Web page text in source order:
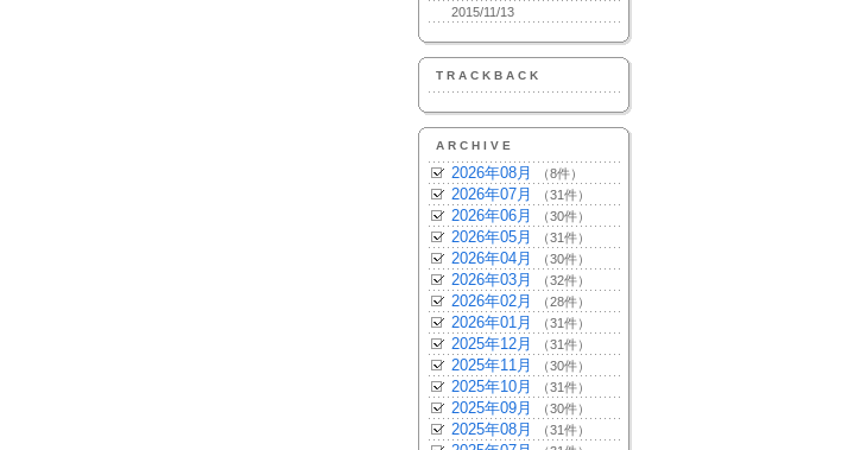
2015/11/13
TRACKBACK
ARCHIVE
2026年08月 （8件）
2026年07月 （31件）
2026年06月 （30件）
2026年05月 （31件）
2026年04月 （30件）
2026年03月 （32件）
2026年02月 （28件）
2026年01月 （31件）
2025年12月 （31件）
2025年11月 （30件）
2025年10月 （31件）
2025年09月 （30件）
2025年08月 （31件）